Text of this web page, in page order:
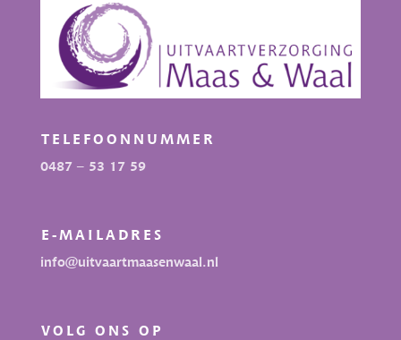
TELEFOONNUMMER
0487 – 53 17 59
E-MAILADRES
info@uitvaartmaasenwaal.nl
VOLG ONS OP